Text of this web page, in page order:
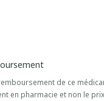
de ce
en pharmacie et non le